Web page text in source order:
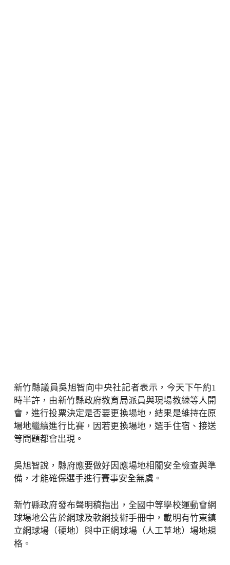
新竹縣議員吳旭智向中央社記者表示，今天下午約1
時半許，由新竹縣政府教育局派員與現場教練等人開
會，進行投票決定是否要更換場地，結果是維持在原
場地繼續進行比賽，因若更換場地，選手住宿、接送
等問題都會出現。
吳旭智說，縣府應要做好因應場地相關安全檢查與準
備，才能確保選手進行賽事安全無虞。
新竹縣政府發布聲明稿指出，全國中等學校運動會網
球場地公告於網球及軟網技術手冊中，載明有竹東鎮
立網球場（硬地）與中正網球場（人工草地）場地規
格。